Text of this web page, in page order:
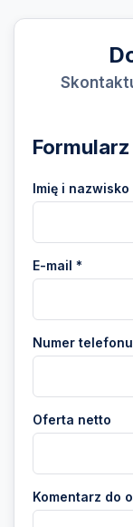
Imię i nazwisko
E-mail *
Numer
Oferta netto
Komentarz do